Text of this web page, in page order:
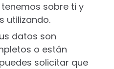
sobre ti y
utilizando.
datos son
o están
solicitar que